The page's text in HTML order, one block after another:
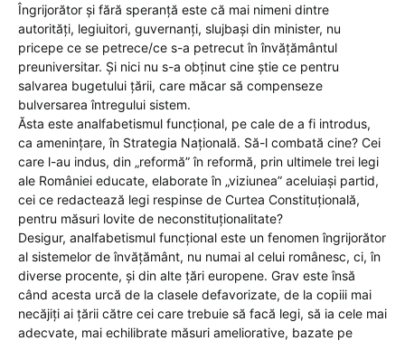
Îngrijorător și fără speranță este că mai nimeni dintre
autorități, legiuitori, guvernanți, slujbași din minister, nu
pricepe ce se petrece/ce s-a petrecut în învățământul
preuniversitar. Și nici nu s-a obținut cine știe ce pentru
salvarea bugetului țării, care măcar să compenseze
bulversarea întregului sistem.
Ăsta este analfabetismul funcțional, pe cale de a fi introdus,
ca amenințare, în Strategia Națională. Să-l combată cine? Cei
care l-au indus, din „reformă” în reformă, prin ultimele trei legi
ale României educate, elaborate în „viziunea” aceluiași partid,
cei ce redactează legi respinse de Curtea Constituțională,
pentru măsuri lovite de neconstituționalitate?
Desigur, analfabetismul funcțional este un fenomen îngrijorător
al sistemelor de învățământ, nu numai al celui românesc, ci, în
diverse procente, și din alte țări europene. Grav este însă
când acesta urcă de la clasele defavorizate, de la copiii mai
necăjiți ai țării către cei care trebuie să facă legi, să ia cele mai
adecvate, mai echilibrate măsuri ameliorative, bazate pe